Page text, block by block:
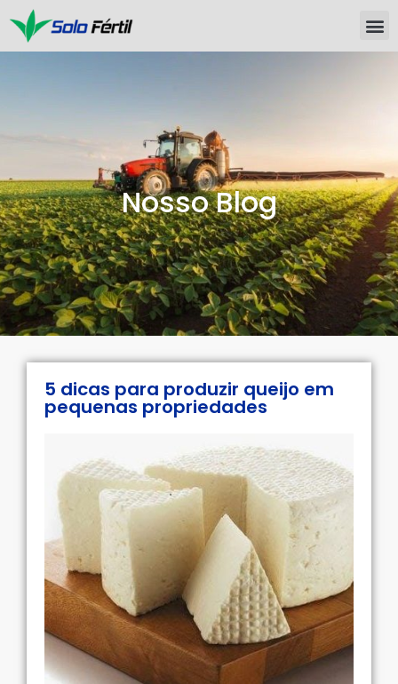
Nosso Blog
5 dicas para produzir queijo em
pequenas propriedades